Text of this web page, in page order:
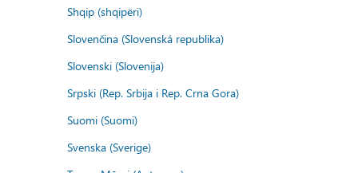
Shqip (shqipëri)
Slovenčina (Slovenská republika)
Slovenski (Slovenija)
Srpski (Rep. Srbija i Rep. Crna Gora)
Suomi (Suomi)
Svenska (Sverige)